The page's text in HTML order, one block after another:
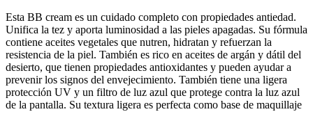
Esta BB cream es un cuidado completo con propiedades antiedad.
Unifica la tez y aporta luminosidad a las pieles apagadas. Su fórmula
contiene aceites vegetales que nutren, hidratan y refuerzan la
resistencia de la piel. También es rico en aceites de argán y dátil del
desierto, que tienen propiedades antioxidantes y pueden ayudar a
prevenir los signos del envejecimiento. También tiene una ligera
protección UV y un filtro de luz azul que protege contra la luz azul
de la pantalla. Su textura ligera es perfecta como base de maquillaje